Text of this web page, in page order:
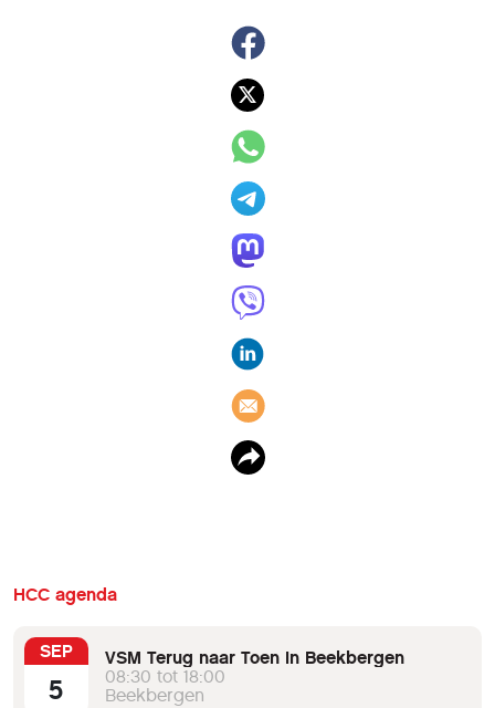
HCC agenda
SEP
5
VSM Terug naar Toen in Beekbergen
08:30 tot 18:00
Beekbergen